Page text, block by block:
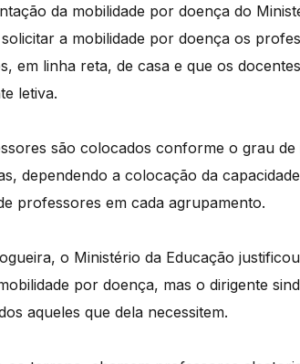
da mobilidade por doença do
a mobilidade por doença os
em linha reta, de casa e que os
letiva.
são colocados conforme o grau de
dependendo a colocação da
professores em cada agrupamento.
o Ministério da Educação
por doença, mas o dirigente
aqueles que dela necessitem.